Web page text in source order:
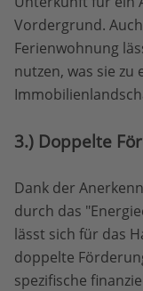
Vordergrund.
Ferienwohnung
nutzen, was sie
3.) Doppelte
Dank der
durch das
lässt sich für das
doppelte
spezifische